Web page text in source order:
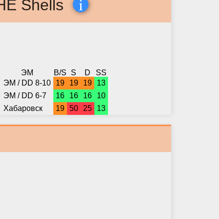
Shells
ЭМ B/S S D
SS
ЭМ / DD 8-10
19 19 19
13
ЭМ / DD 6-7
16 16 16
10
Хабаровск
19 50 25 13